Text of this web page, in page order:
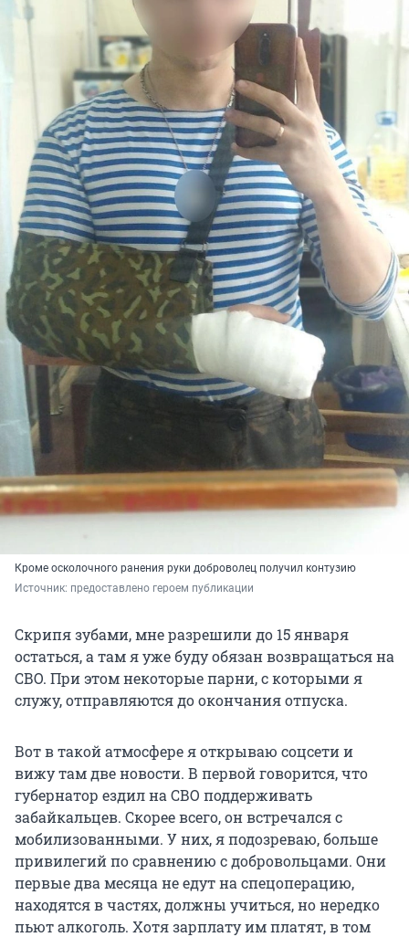
Кроме осколочного ранения руки доброволец получил контузию
Источник: предоставлено героем публикации
Скрипя зубами, мне разрешили до 15 января
остаться, а там я уже буду обязан возвращаться на
СВО. При этом некоторые парни, с которыми я
служу, отправляются до окончания отпуска.
Вот в такой атмосфере я открываю соцсети и
вижу там две новости. В первой говорится, что
губернатор ездил на СВО поддерживать
забайкальцев. Скорее всего, он встречался с
мобилизованными. У них, я подозреваю, больше
привилегий по сравнению с добровольцами. Они
первые два месяца не едут на спецоперацию,
находятся в частях, должны учиться, но нередко
пьют алкоголь. Хотя зарплату им платят, в том